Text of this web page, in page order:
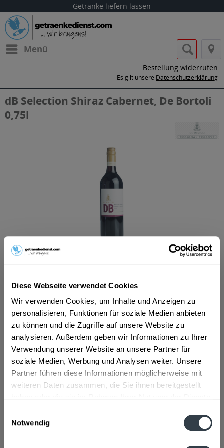
Diese Webseite verwendet Cookies
Wir verwenden Cookies, um Inhalte und Anzeigen zu
personalisieren, Funktionen für soziale Medien anbieten
zu können und die Zugriffe auf unsere Website zu
analysieren. Außerdem geben wir Informationen zu Ihrer
Verwendung unserer Website an unsere Partner für
soziale Medien, Werbung und Analysen weiter. Unsere
Partner führen diese Informationen möglicherweise mit
weiteren Daten zusammen, die Sie ihnen bereitgestellt
Notwendig
Getränke liefern lassen
Menü
Bestellung widerrufen
Es gilt unsere Datenschutzerklärung
dB Selection Shiraz Cabernet, De Bortoli
0,75l
ab 9,49 € *
inkl. MwSt.ggf. zzgl. Erschwerniszuschlag
In denWarenkorb
Artikel-Nr.:
13590
Verfügbar in:
Beschreibung
mehr
0,75l"